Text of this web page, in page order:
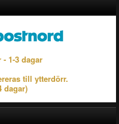
- 1-3 dagar
till ytterdörr.
dagar)